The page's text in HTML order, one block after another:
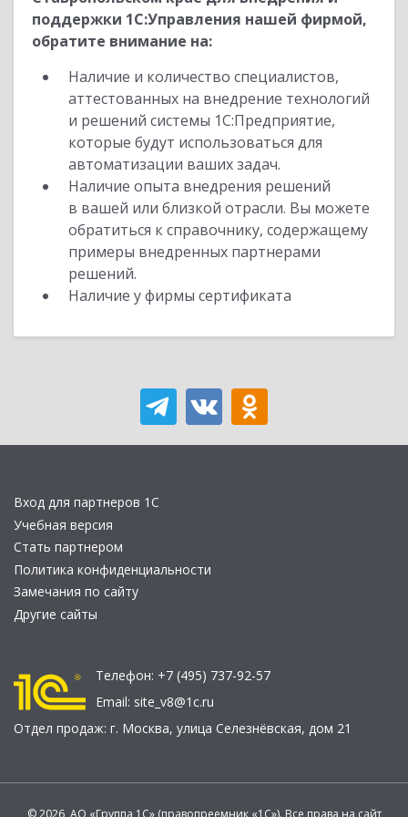
поддержки 1С:Управления нашей фирмой,
обратите внимание на:
Наличие и количество специалистов,
аттестованных на внедрение технологий
и решений системы 1С:Предприятие,
которые будут использоваться для
автоматизации ваших задач.
Наличие опыта внедрения решений
в вашей или близкой отрасли. Вы можете
обратиться к справочнику, содержащему
примеры внедренных партнерами
решений.
Наличие у фирмы сертификата
Вход для партнеров 1С
Учебная версия
Стать партнером
Политика конфиденциальности
Замечания по сайту
Другие сайты
Телефон: +7 (495) 737-92-57
Email: site_v8@1c.ru
Отдел продаж: г. Москва, улица Селезнёвская, дом 21